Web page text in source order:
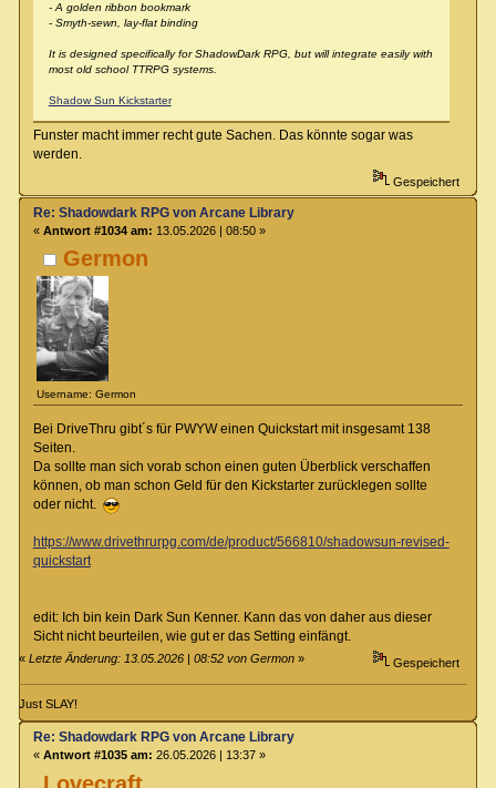
- A golden ribbon bookmark
- Smyth-sewn, lay-flat binding
It is designed specifically for ShadowDark RPG, but will integrate easily with
most old school TTRPG systems.
Shadow Sun Kickstarter
Funster macht immer recht gute Sachen. Das könnte sogar was
werden.
Gespeichert
Germon
Username: Germon
Re: Shadowdark RPG von Arcane Library
« Antwort #1034 am: 13.05.2026 | 08:50 »
Bei DriveThru gibt´s für PWYW einen Quickstart mit insgesamt 138
Seiten.
Da sollte man sich vorab schon einen guten Überblick verschaffen
können, ob man schon Geld für den Kickstarter zurücklegen sollte
oder nicht.
https://www.drivethrurpg.com/de/product/566810/shadowsun-revised-
quickstart
edit: Ich bin kein Dark Sun Kenner. Kann das von daher aus dieser
Sicht nicht beurteilen, wie gut er das Setting einfängt.
«Letzte Änderung: 13.05.2026 | 08:52 von Germon » Gespeichert
Just SLAY!
Lovecraft
Re: Shadowdark RPG von Arcane Library
« Antwort #1035 am: 26.05.2026 | 13:37 »